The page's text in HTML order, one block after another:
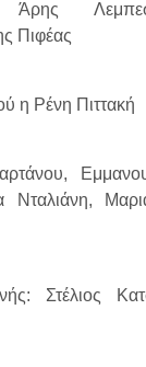
Άρης
Πιφέας
η Ρένη Πιττακή
Νταλιάνη,
Στέλιος